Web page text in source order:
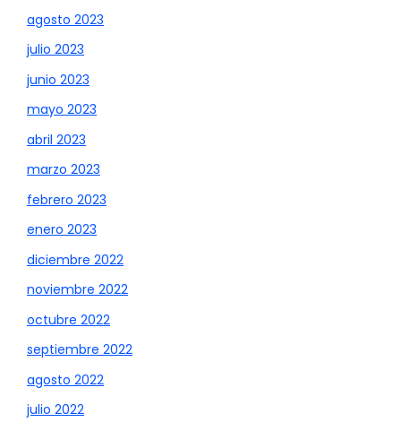
agosto 2023
julio 2023
junio 2023
mayo 2023
abril 2023
marzo 2023
febrero 2023
enero 2023
diciembre 2022
noviembre 2022
octubre 2022
septiembre 2022
agosto 2022
julio 2022